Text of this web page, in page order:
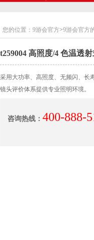
您的位置： 9游会官方>9游会官方
t259004 高照度/4 色温透
采用大功率、高照度、无频闪、长
镜头评价体系提供专业照明环境。
咨询热线： 400-888-